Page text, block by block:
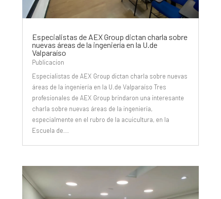
Especialistas de AEX Group dictan charla sobre
nuevas áreas de la ingeniería en la U.de
Valparaíso
Publicacion
Especialistas de AEX Group dictan charla sobre nuevas
áreas de la ingeniería en la U.de Valparaíso Tres
profesionales de AEX Group brindaron una interesante
charla sobre nuevas áreas de la ingeniería,
especialmente en el rubro de la acuicultura, en la
Escuela de...